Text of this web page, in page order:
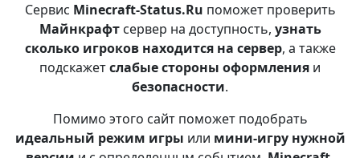
Сервис Minecraft-Status.Ru поможет проверить
Майнкрафтсервер на доступность, узнать
сколько игроков находится на сервер, а также
подскажетслабые стороны оформления и
безопасности.
Помимо этого сайт поможет подобрать
идеальный режим игры или мини-игру нужной